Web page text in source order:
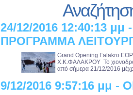
24/12/2016 12:40:13
ΠΡΟΓΡΑΜΜΑ
Grand Opening Falakro
Χ.Κ.ΦΑΛΑΚΡΟΥ Το
από σήμερα 21/12/2016
9/12/2016 9:57:16 μμ -